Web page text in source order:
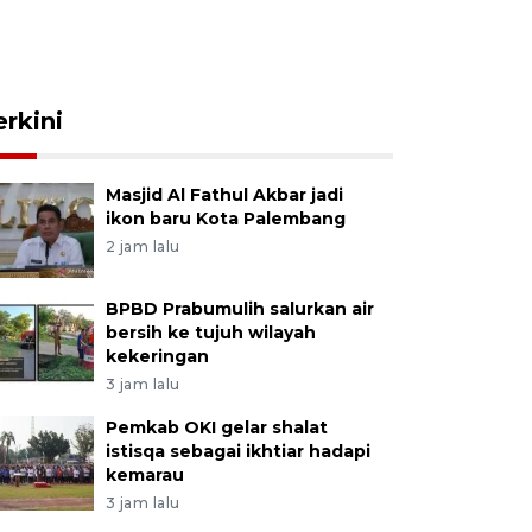
Masjid Al Fathul Akbar jadi
ikon baru Kota Palembang
2 jam lalu
BPBD Prabumulih salurkan air
bersih ke tujuh wilayah
kekeringan
3 jam lalu
Pemkab OKI gelar shalat
istisqa sebagai ikhtiar hadapi
kemarau
3 jam lalu